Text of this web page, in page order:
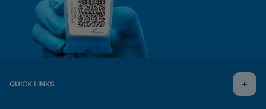
QUICK LINKS